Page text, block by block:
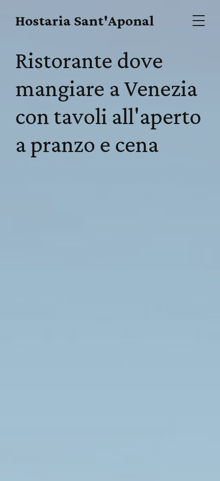
Hostaria Sant'Aponal
Ristorante dove
mangiare a Venezia
con tavoli all'aperto
a pranzo e cena